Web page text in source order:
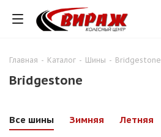
Главная - Каталог - Шины - Bridgestone
Bridgestone
Все шины Зимняя Летняя